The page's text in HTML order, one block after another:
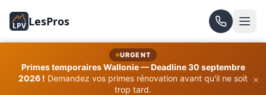
LPV LesPros
URGENT
Primes temporaires Wallonie — Deadline 30 septembre
2026 ! Demandez vos primes rénovation avant qu'il ne soit
trop tard.
×